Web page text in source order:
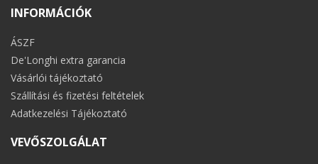
INFORMÁCIÓK
ÁSZF
De'Longhi extra garancia
Vásárlói tájékoztató
Szállítási és fizetési feltételek
Adatkezelési Tájékoztató
VEVŐSZOLGÁLAT